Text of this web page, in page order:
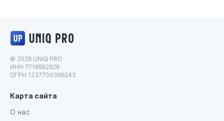
© 2026 UNIQ PRO
ИНН 7716982826
ОГРН 1237700366243
Карта сайта
О нас